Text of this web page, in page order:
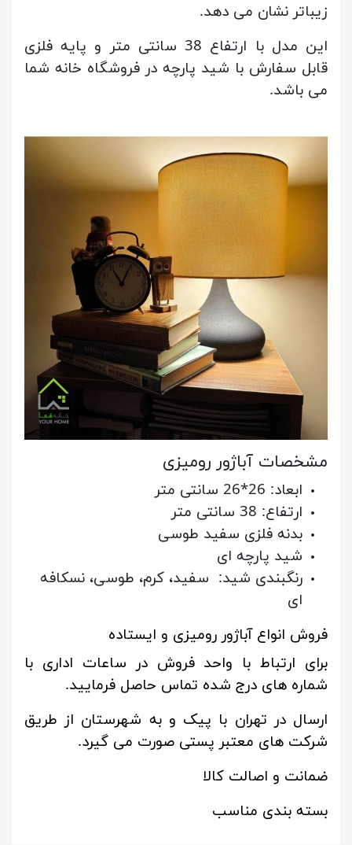
زیباتر نشان می دهد.
این مدل با ارتفاع 38 سانتی متر و پایه فلزی
قابل سفارش با شید پارچه در فروشگاه خانه شما
می باشد.
مشخصات آباژور رومیزی
ابعاد: 26*26 سانتی متر
ارتفاع: 38 سانتی متر
بدنه فلزی سفید طوسی
شید پارچه ای
رنگبندی شید: سفید، کرم، طوسی، نسکافه
ای
فروش انواع آباژور رومیزی و ایستاده
برای ارتباط با واحد فروش در ساعات اداری با
شماره های درج شده تماس حاصل فرمایید.
ارسال در تهران با پیک و به شهرستان از طریق
شرکت های معتبر پستی صورت می گیرد.
ضمانت و اصالت کالا
بسته بندی مناسب